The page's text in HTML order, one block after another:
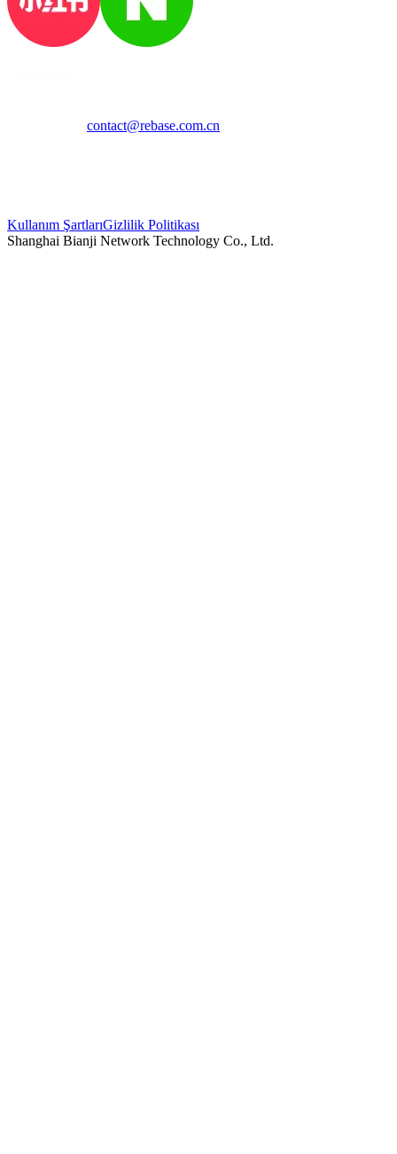
contact@rebase.com.cn
Kullanım ŞartlarıGizlilik Politikası
Shanghai Bianji Network Technology Co., Ltd.